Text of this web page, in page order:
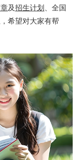
及招生计划、全国
希望对大家有帮